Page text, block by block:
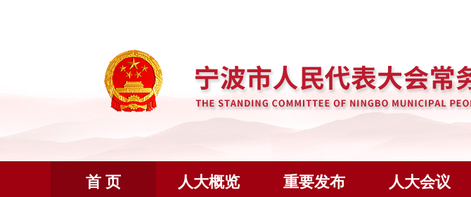
首 页 人大概览 重要发布 人大会议